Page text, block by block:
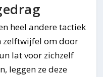
heel andere tactiek
zelftwijfel om door
lat voor zichzelf
leggen ze deze